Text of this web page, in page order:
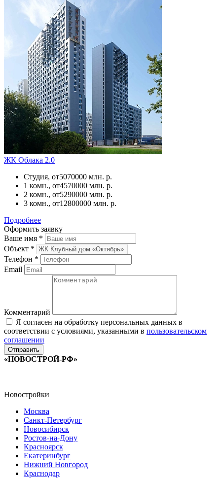
ЖК Облака 2.0
Студия, от5070000 млн. р.
1 комн., от4570000 млн. р.
2 комн., от5290000 млн. р.
3 комн., от12800000 млн. р.
Подробнее
Оформить заявку
Ваше имя *
Объект *
Телефон *
Email
Комментарий
Я согласен на обработку персональных данных в
соответствии с условиями, указанными в пользовательском
соглашении
«НОВОСТРОЙ-РФ»
Новостройки
Москва
Санкт-Петербург
Новосибирск
Ростов-на-Дону
Красноярск
Екатеринбург
Нижний Новгород
Краснодар